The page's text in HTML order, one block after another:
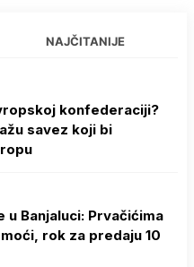
NAJČITANIJE
konfederaciji?
savez koji bi
u Banjaluci: Prvačićima
rok za predaju 10